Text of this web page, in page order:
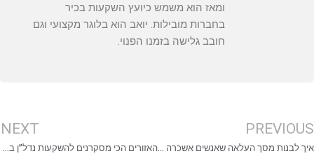
ומאז הוא משמש כיועץ השקעות בכיר
בחברות מובילות. יואב הוא בלוגר מקצועי וגם
חובב גלישה בזמנו הפנוי.
איך לבנות מסך העלאה שאנשים אשכרה משתמשים בו (ולא אומרים “אחר כך” ונעלמים)
NEXT
האזורים הכי מסקרנים להשקעות נדל”ן בפורטוגל (ומה קורה ממש מעבר לפינה)